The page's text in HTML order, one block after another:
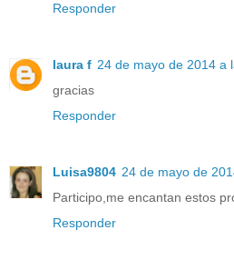
Responder
laura f 24 de mayo de 2014 a
gracias
Responder
Luisa9804 24 de mayo de
Participo,me encantan estos
Responder